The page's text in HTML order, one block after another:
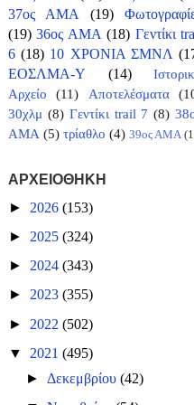
37ος ΑΜΑ
(19)
(19) 36ος ΑΜΑ (18) Γεντίκι
6 (18) 10 ΧΡΟΝΙΑ ΣΜΝΛ
ΕΟΣΛΜΑ-Υ
(14)
Αρχείο
(11) Αποτελέσματα
30χλμ (8) Γεντίκι trail 7 (8)
ΑΜΑ (5) τρίαθλο (4) 39ος ΑΜΑ
ΑΡΧΕΙΟΘΗΚΗ
► 2026 (153)
► 2025 (324)
► 2024 (343)
► 2023 (355)
► 2022 (502)
▼ 2021 (495)
► Δεκεμβρίου(42)